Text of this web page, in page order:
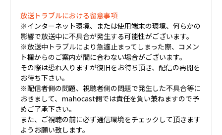
放送トラブルにおける留意事項
※インターネット環境、または使用端末の環境、何らかの
影響で放送中に不具合が発生する可能性がございます。
※放送中トラブルにより急遽止まってしまった際、コメン
ト欄からのご案内が間に合わない場合がございます。
その際は恐れ入りますが復旧をお待ち頂き、配信の再開を
お待ち下さい。
※配信者側の問題、視聴者側の問題で発生した不具合等に
おきまして、mahocast側では責任を負い兼ねますので予
めご了承下さい。
また、ご視聴の前に必ず通信環境をチェックして頂きます
ようお願い致します。